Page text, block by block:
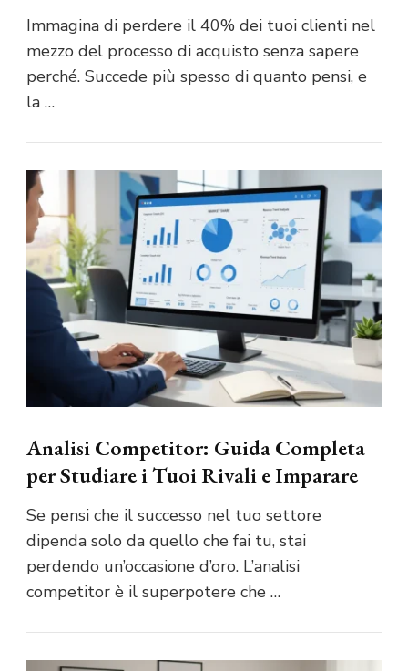
Immagina di perdere il 40% dei tuoi clienti nel
mezzo del processo di acquisto senza sapere
perché. Succede più spesso di quanto pensi, e
la …
Analisi Competitor: Guida Completa
per Studiare i Tuoi Rivali e Imparare
Se pensi che il successo nel tuo settore
dipenda solo da quello che fai tu, stai
perdendo un’occasione d’oro. L’analisi
competitor è il superpotere che …